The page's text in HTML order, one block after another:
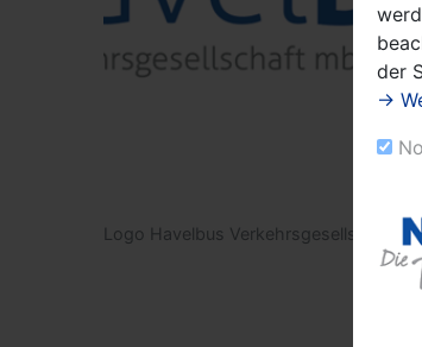
der
→
Logo Havelbus Verkehrsgesellschaft